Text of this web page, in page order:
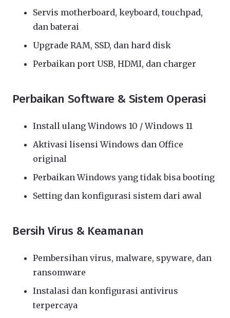
Servis motherboard, keyboard, touchpad,
dan baterai
Upgrade RAM, SSD, dan hard disk
Perbaikan port USB, HDMI, dan charger
Perbaikan Software & Sistem Operasi
Install ulang Windows 10 / Windows 11
Aktivasi lisensi Windows dan Office
original
Perbaikan Windows yang tidak bisa booting
Setting dan konfigurasi sistem dari awal
Bersih Virus & Keamanan
Pembersihan virus, malware, spyware, dan
ransomware
Instalasi dan konfigurasi antivirus
terpercaya